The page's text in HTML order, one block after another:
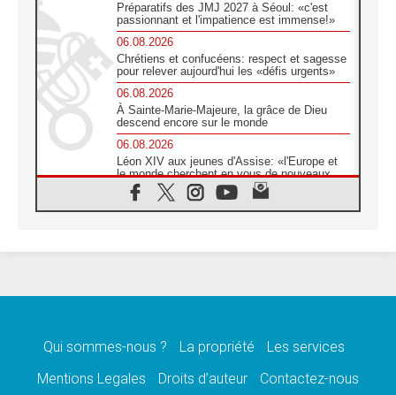
Préparatifs des JMJ 2027 à Séoul: «c'est
passionnant et l'impatience est immense!»
06.08.2026
Chrétiens et confucéens: respect et sagesse
pour relever aujourd'hui les «défis urgents»
06.08.2026
À Sainte-Marie-Majeure, la grâce de Dieu
descend encore sur le monde
06.08.2026
Léon XIV aux jeunes d'Assise: «l'Europe et
le monde cherchent en vous de nouveaux
saints»
06.08.2026
«construire la civilisation de l'amour»
La visite du Pape en Argentine portera «un
Qui sommes-nous ? La propriété
Les services
Mentions Legales
Droits d’auteur Contactez-nous